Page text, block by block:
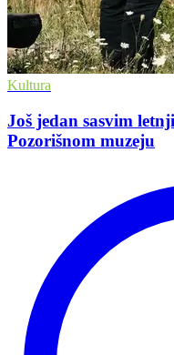
Kultura
Još jedan sasvim
Pozorišnom muzeju